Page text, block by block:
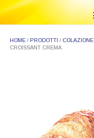
HOME / PRODOTTI / COLAZIONE
CROISSANT CREMA